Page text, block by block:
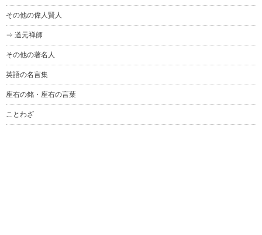
その他の偉人賢人
⇒ 道元禅師
その他の著名人
英語の名言集
座右の銘・座右の言葉
ことわざ